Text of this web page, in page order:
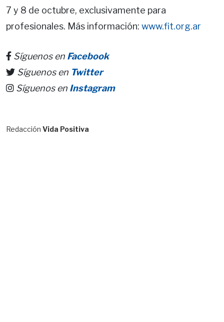
7 y 8 de octubre, exclusivamente para
profesionales. Más información: www.fit.org.ar
Síguenos en Facebook
Síguenos en Twitter
Síguenos en Instagram
Redacción Vida Positiva